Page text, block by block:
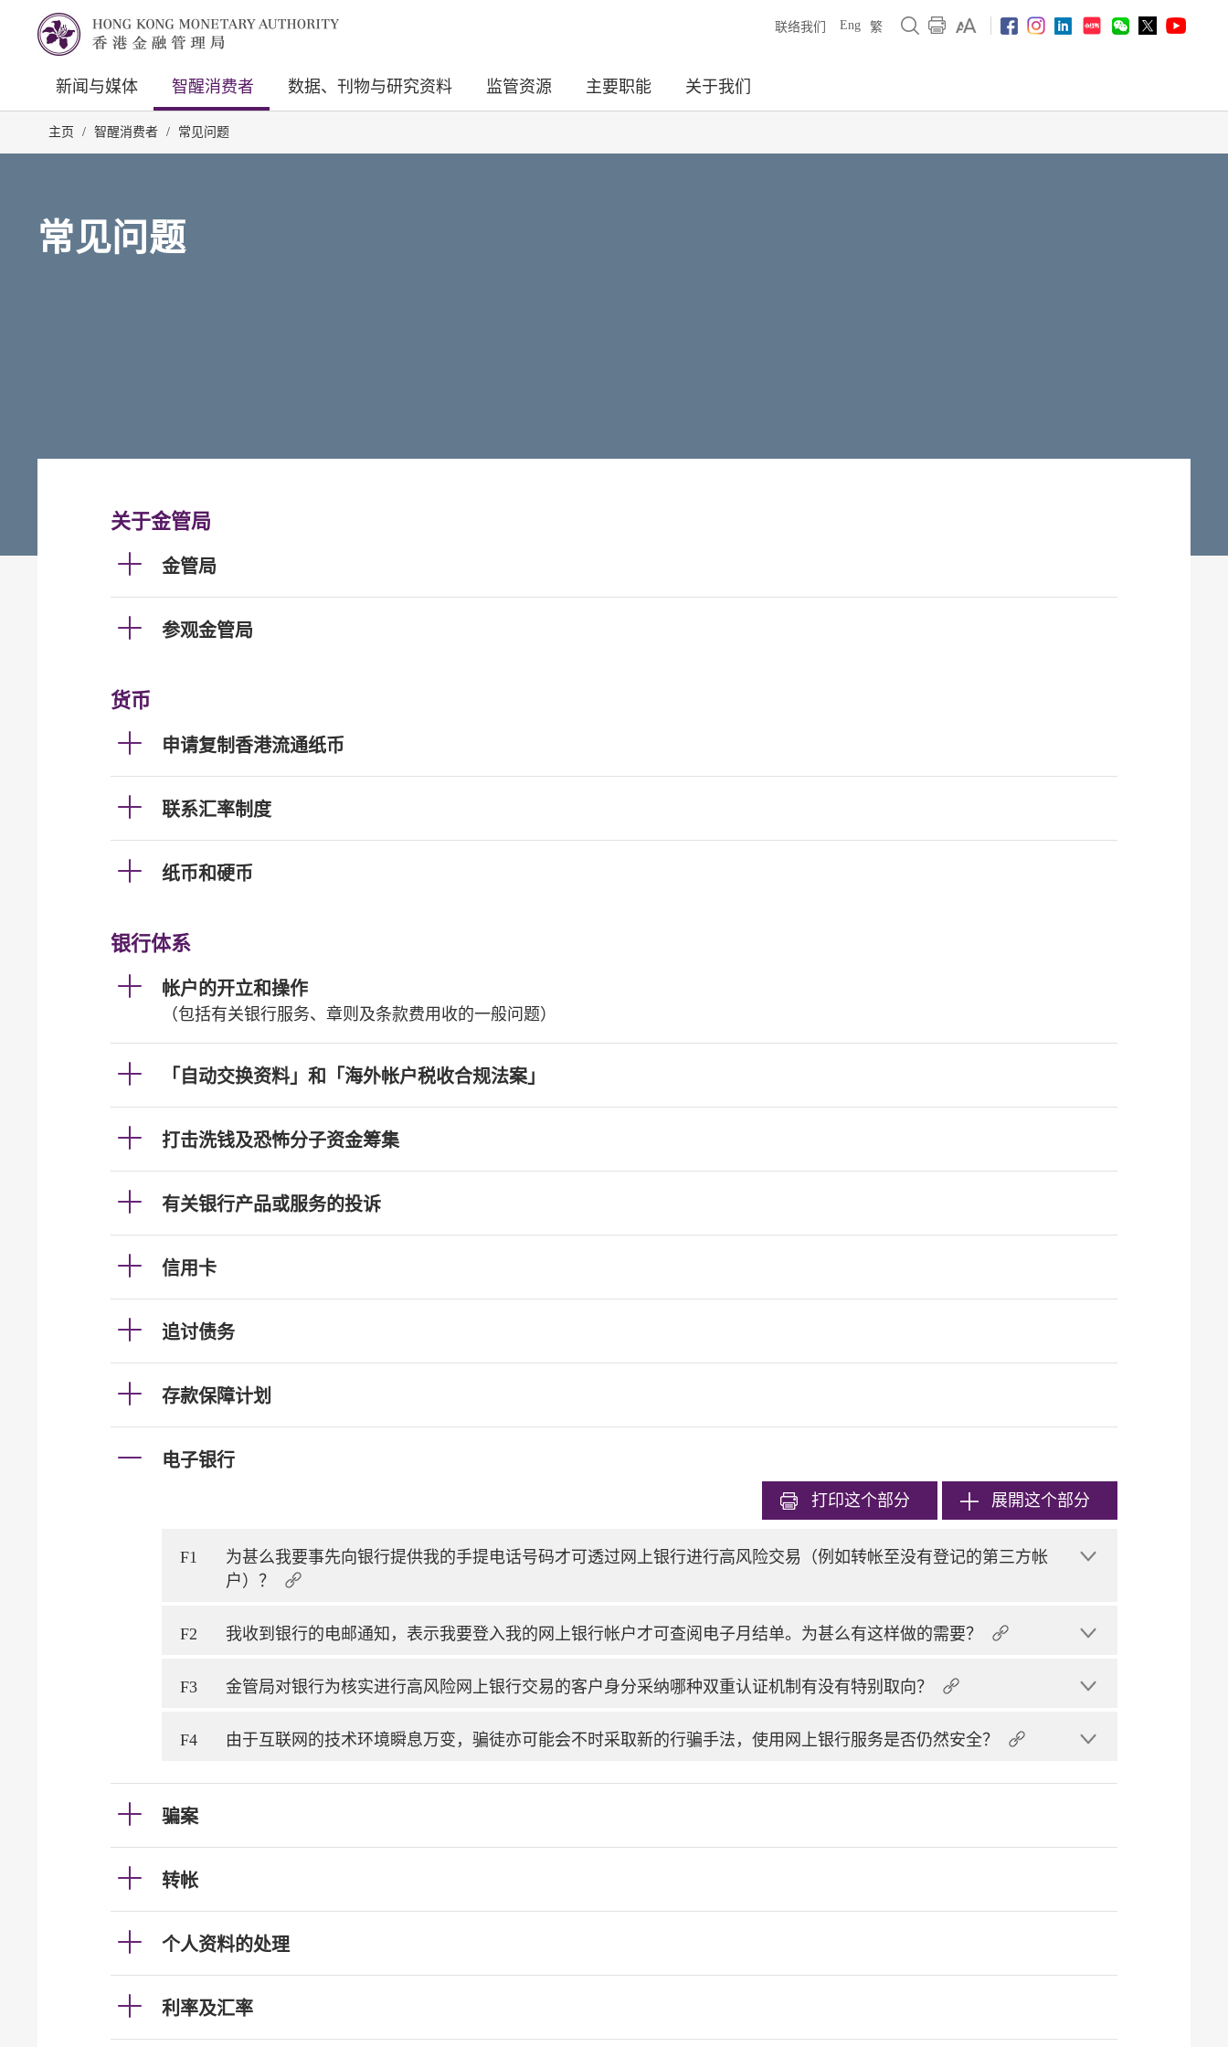
联络我们 Eng 繁
新闻与媒体 智醒消费者 数据、刊物与研究资料 监管资源 主要职能 关于我们
主页 / 智醒消费者 / 常见问题
常见问题
关于金管局
金管局
参观金管局
货币
申请复制香港流通纸币
联系汇率制度
纸币和硬币
银行体系
帐户的开立和操作
（包括有关银行服务、章则及条款费用收的一般问题）
「自动交换资料」和「海外帐户税收合规法案」
打击洗钱及恐怖分子资金筹集
有关银行产品或服务的投诉
信用卡
追讨债务
存款保障计划
电子银行
打印这个部分 展開这个部分
F1
为甚么我要事先向银行提供我的手提电话号码才可透过网上银行进行高风险交易（例如转帐至没有登记的第三方帐
户）？
F2 我收到银行的电邮通知，表示我要登入我的网上银行帐户才可查阅电子月结单。为甚么有这样做的需要？
F3 金管局对银行为核实进行高风险网上银行交易的客户身分采纳哪种双重认证机制有没有特别取向？
F4 由于互联网的技术环境瞬息万变，骗徒亦可能会不时采取新的行骗手法，使用网上银行服务是否仍然安全？
骗案
转帐
个人资料的处理
利率及汇率